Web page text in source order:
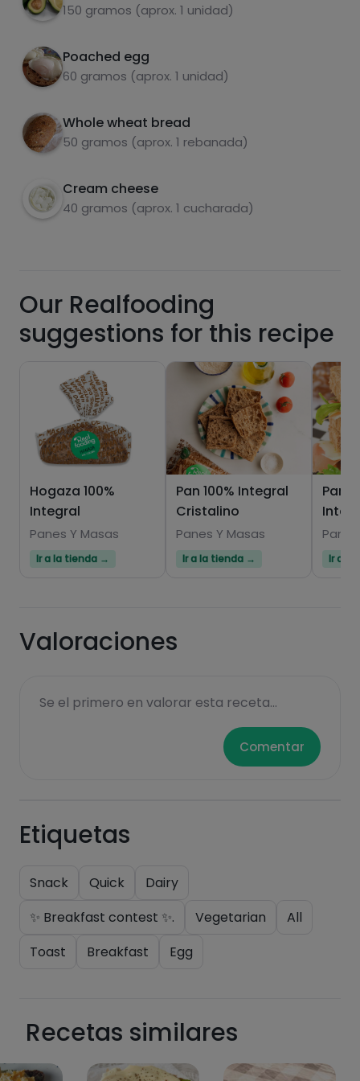
150 gramos (aprox. 1 unidad)
Poached egg
60 gramos (aprox. 1 unidad)
Whole wheat bread
50 gramos (aprox. 1 rebanada)
Cream cheese
40 gramos (aprox. 1 cucharada)
carbohydrates proteins
Sugars Saturated fats
Hazte PLUS para ver la información nutricional
de las recetas, y desbloquear muchas más
Our Realfooding
suggestions for this recipe
Hogaza 100%
Integral
Panes Y Masas
Ir a la tienda →
Pan 100% Integral
Cristalino
Panes Y Masas
Ir a la tienda →
Pan
Ir a
Valoraciones
Se el primero en valorar esta receta...
Comentar
Etiquetas
Snack Quick
Dairy
✨ Breakfast contest ✨.
Vegetarian
All
Toast
Breakfast Egg
Recetas similares